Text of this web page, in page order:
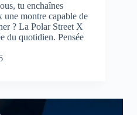
tu enchaînes
une montre capable de
? La Polar Street X
du quotidien. Pensée